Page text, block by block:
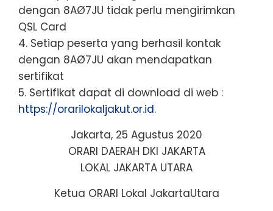
dengan 8AØ7JU tidak perlu mengirimkan
QSL Card
4. Setiap peserta yang berhasil kontak
dengan 8AØ7JU akan mendapatkan
sertifikat
5. Sertifikat dapat di download di web :
https://orarilokaljakut.or.id.
Jakarta, 25 Agustus 2020
ORARI DAERAH DKI JAKARTA
LOKAL JAKARTA UTARA
Ketua ORARI Lokal JakartaUtara